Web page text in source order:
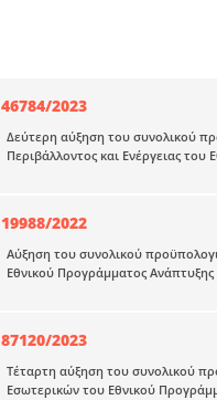
46784/2023
Δεύτερη αύξηση του συνολικού
Περιβάλλοντος και Ενέργειας
19988/2022
Αύξηση του συνολικού
Εθνικού Προγράμματος Ανάπτυξης
87120/2023
Τέταρτη αύξηση του συνολικού
Εσωτερικών του Εθνικού